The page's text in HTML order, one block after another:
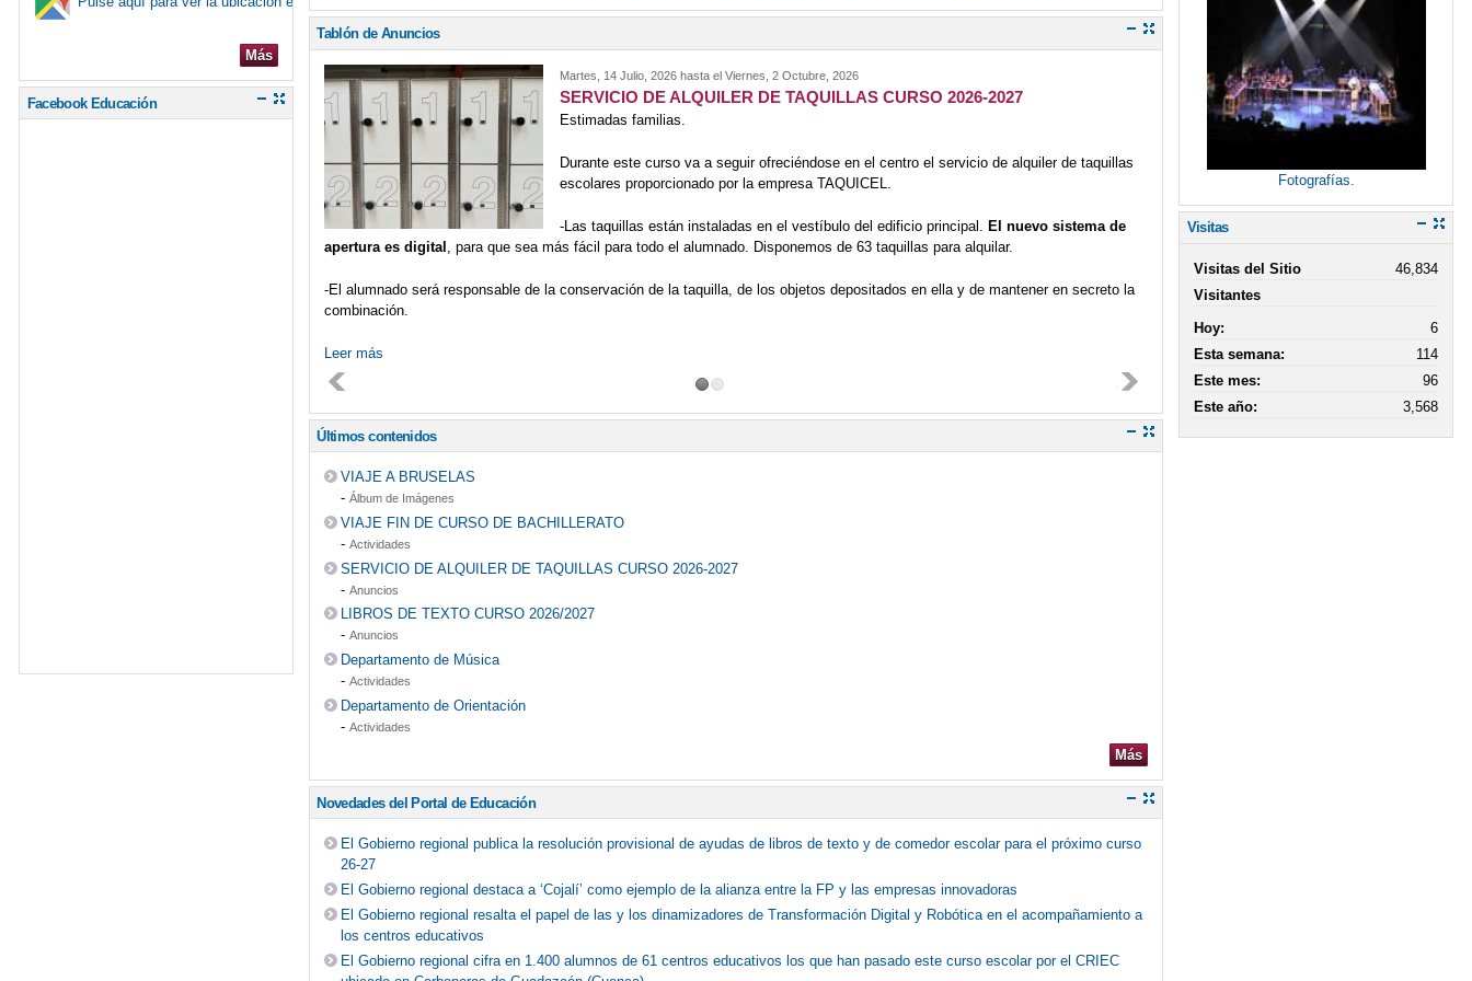
Más
Facebook Educación
Tablón de Anuncios
Martes, 14 Julio, 2026 hasta el Viernes, 2 Octubre, 2026
SERVICIO DE ALQUILER DE TAQUILLAS CURSO 2026-2027
Estimadas familias.
Durante este curso va a seguir ofreciéndose en el centro el servicio de alquiler de taquillas
escolares proporcionado por la empresa TAQUICEL.
-Las taquillas están instaladas en el vestíbulo del edificio principal. El nuevo sistema de
apertura es digital , para que sea más fácil para todo el alumnado. Disponemos de 63 taquillas para alquilar.
-El alumnado será responsable de la conservación de la taquilla, de los objetos depositados en ella y de mantener en secreto la
combinación.
Leer más
Últimos contenidos
VIAJE A BRUSELAS
-Álbum de Imágenes
VIAJE FIN DE CURSO DE BACHILLERATO
-Actividades
SERVICIO DE ALQUILER DE TAQUILLAS CURSO 2026-2027
-Anuncios
LIBROS DE TEXTO CURSO 2026/2027
-Anuncios
Departamento de Música
-Actividades
Departamento de Orientación
-Actividades
Más
Novedades del Portal de Educación
El Gobierno regional publica la resolución provisional de ayudas de libros de texto y de comedor escolar para el próximo curso
26-27
El Gobierno regional destaca a ‘Cojalí’ como ejemplo de la alianza entre la FP y las empresas innovadoras
El Gobierno regional resalta el papel de las y los dinamizadores de Transformación Digital y Robótica en el acompañamiento a
los centros educativos
El Gobierno regional cifra en 1.400 alumnos de 61 centros educativos los que han pasado este curso escolar por el CRIEC
Fotografías.
Visitas
Visitas del Sitio
46,834
Visitantes
Hoy:
6
Esta semana:
114
Este mes:
96
Este año:
3,568